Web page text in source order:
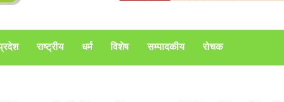
राष्ट्रीय धर्म विशेष सम्पादकीय रोचक